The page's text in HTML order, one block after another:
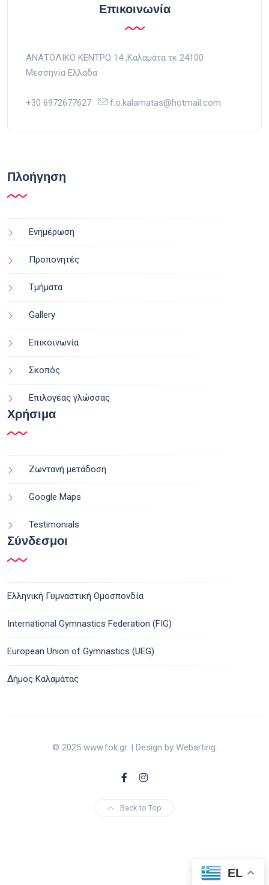
Επικοινωνία
ΑΝΑΤΟΛΙΚΟ ΚΕΝΤΡΟ 14 ,Kαλαμάτα τκ 24100
Μεσσηνία Ελλάδα
+30 6972677627 f.o.kalamatas@hotmail.com
Πλοήγηση
Ενημέρωση
Προπονητές
Τμήματα
Gallery
Επικοινωνία
Σκοπός
Επιλογέας γλώσσας
Χρήσιμα
Ζωντανή μετάδοση
Google Maps
Testimonials
Σύνδεσμοι
Ελληνική Γυμναστική Ομοσπονδία
International Gymnastics Federation (FIG)
European Union of Gymnastics (UEG)
Δήμος Καλαμάτας
© 2025 www.fok.gr. | Design by Webarting.
Back to Top
EL